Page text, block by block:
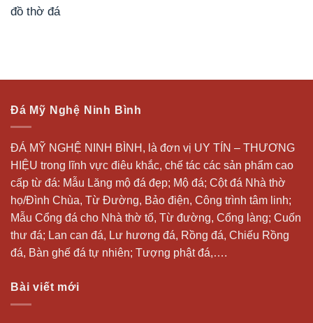
đồ thờ đá
Đá Mỹ Nghệ Ninh Bình
ĐÁ MỸ NGHỆ NINH BÌNH, là đơn vị UY TÍN – THƯƠNG
HIỆU trong lĩnh vực điêu khắc, chế tác các sản phẩm cao
cấp từ đá: Mẫu Lăng mộ đá đẹp; Mộ đá; Cột đá Nhà thờ
họ/Đình Chùa, Từ Đường, Bảo điện, Công trình tâm linh;
Mẫu Cổng đá cho Nhà thờ tổ, Từ đường, Cổng làng; Cuốn
thư đá; Lan can đá, Lư hương đá, Rồng đá, Chiếu Rồng
đá, Bàn ghế đá tự nhiên; Tượng phật đá,….
Bài viết mới